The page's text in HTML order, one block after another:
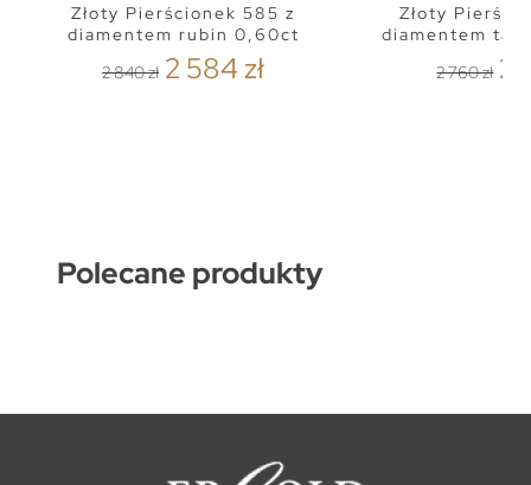
Złoty Pierścionek 585 z
diamentem rubin 0,60ct
2 840 zł 2 584 zł
Złoty
diamentem
2 760 zł 2
Polecane produkty